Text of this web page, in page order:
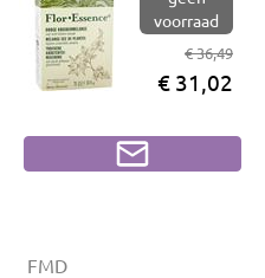
voorraad
€ 36,49
€ 31,02
FMD